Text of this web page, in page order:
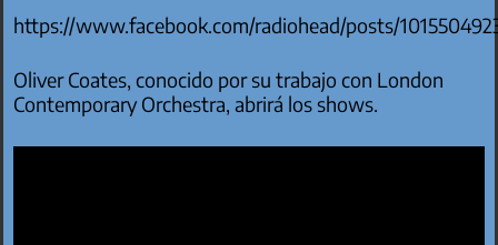
https://www.facebook.com/radiohead/posts/
Oliver Coates, conocido por su trabajo con London
Contemporary Orchestra, abrirá los shows.